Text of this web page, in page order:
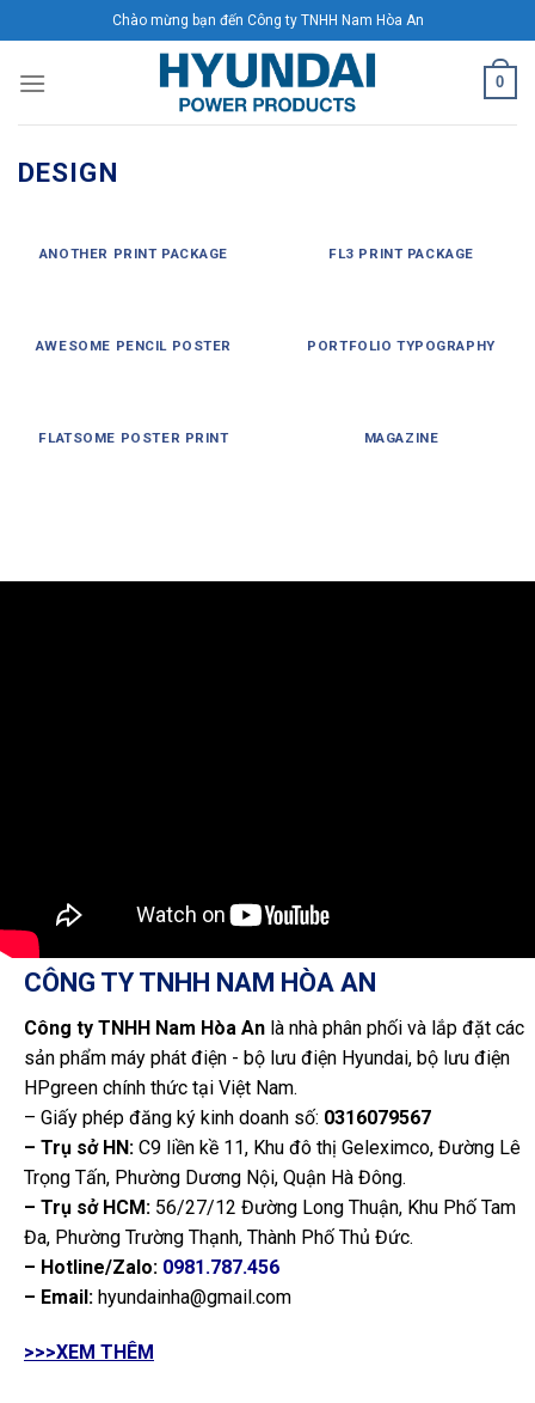
to
content
Chào mừng bạn đến Công ty TNHH Nam Hòa An
0
DESIGN
ANOTHER PRINT PACKAGE FL3 PRINT PACKAGE
AWESOME PENCIL POSTER PORTFOLIO TYPOGRAPHY
FLATSOME POSTER PRINT MAGAZINE
CÔNG TY TNHH NAM HÒA AN
Công ty TNHH Nam Hòa An là nhà phân phối và lắp đặt các
sản phẩm máy phát điện - bộ lưu điện Hyundai, bộ lưu điện
HPgreen chính thức tại Việt Nam.
– Giấy phép đăng ký kinh doanh số: 0316079567
– Trụ sở HN: C9 liền kề 11, Khu đô thị Geleximco, Đường Lê
Trọng Tấn, Phường Dương Nội, Quận Hà Đông.
– Trụ sở HCM: 56/27/12 Đường Long Thuận, Khu Phố Tam
Đa, Phường Trường Thạnh, Thành Phố Thủ Đức.
– Hotline/Zalo: 0981.787.456
– Email: hyundainha@gmail.com
>>>XEM THÊM